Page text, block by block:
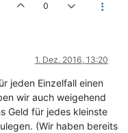
0
1. Dez. 2016, 13:20
jeden Einzelfall einen
wir auch weigehend
Geld für jedes kleinste
(Wir haben bereits